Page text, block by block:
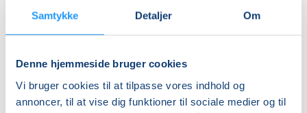
Samtykke Detaljer Om
Denne hjemmeside bruger cookies
Vi bruger cookies til at tilpasse vores indhold og
annoncer, til at vise dig funktioner til sociale medier og til
Info
462287
Første mødegang
onsdag 26.08.2026, kl. 17.30 - 18.15